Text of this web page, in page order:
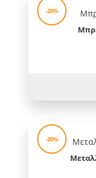
-20%
-20%